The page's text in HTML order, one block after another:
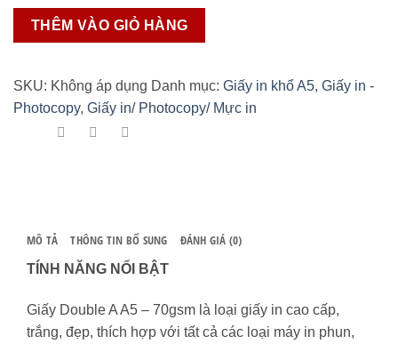
Giấy
A5
THÊM VÀO GIỎ HÀNG
SKU: Không áp dụng Danh mục: Giấy in khổ A5, Giấy in -
Photocopy, Giấy in/ Photocopy/ Mực in
MÔ TẢ THÔNG TIN BỔ SUNG ĐÁNH GIÁ (0)
TÍNH NĂNG NỔI BẬT
Giấy Double A A5 – 70gsm là loại giấy in cao cấp,
trắng, đẹp, thích hợp với tất cả các loại máy in phun,